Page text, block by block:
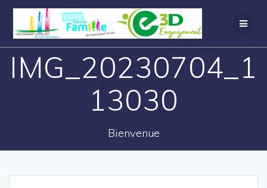
IMG_20230704_1
13030
Bienvenue